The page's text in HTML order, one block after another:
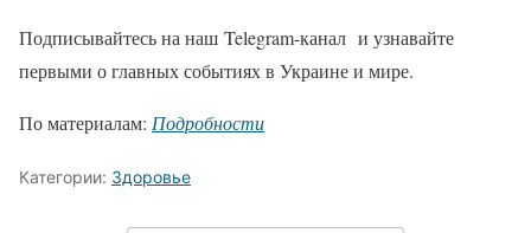
Подписывайтесь на наш Telegram-канал и узнавайте
первыми о главных событиях в Украине и мире.
По материалам: Подробности
Категории: Здоровье